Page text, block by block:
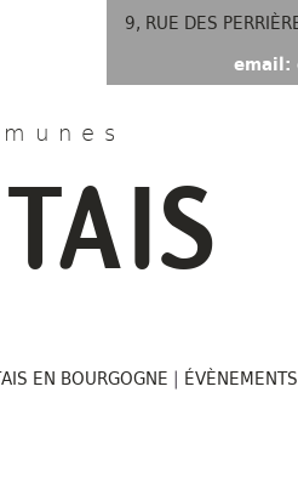
9, RUE DES
email:
EN BOURGOGNE | ÉVÈNEMENTS